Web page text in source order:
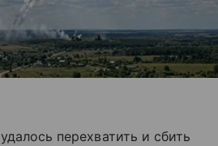
перехватить и сбить